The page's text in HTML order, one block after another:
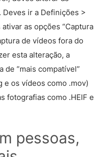
ir a Definições >
as opções “Captura
de vídeos fora do
esta alteração, a
de “mais compatível”
e os vídeos como .mov)
fotografias como .HEIF e
pessoas,